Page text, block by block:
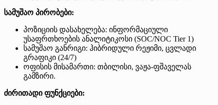
სამუშაო პირობები:
პოზიციის დასახელება: ინფორმაციული
უსაფრთხოების ანალიტიკოსი (SOC/NOC Tier 1)
სამუშაო განრიგი: ჰიბრიდული რეჟიმი, ცვლადი
გრაფიკი (24/7)
ოფისის მისამართი: თბილისი, ვაჟა-ფშაველას
გამზირი.
ძირითადი ფუნქციები: